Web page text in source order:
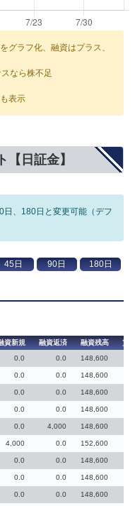
グラフ化、融資はプラス、
なら株不足
表示
日証金】
、180日と変更可能（デフ
資新規 融資返済 融資残高
貸
0.0 0.0 148,600
0.0 0.0 148,600
0.0 0.0 148,600
0.0 0.0 148,600
0.0 4,000 148,600
4,000 0.0 152,600
0.0 0.0 148,600
0.0 0.0 148,600
0.0 0.0 148,600